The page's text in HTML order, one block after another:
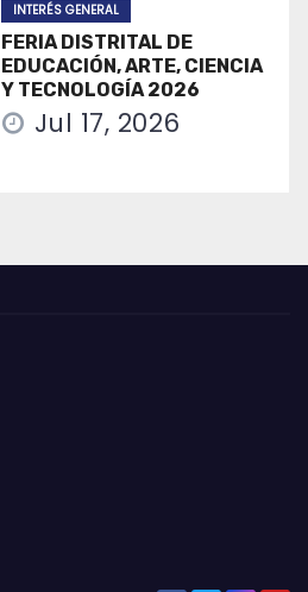
INTERÉS GENERAL
FERIA DISTRITAL DE
EDUCACIÓN, ARTE, CIENCIA
Y TECNOLOGÍA 2026
Jul 17, 2026